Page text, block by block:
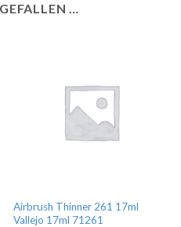
…
Airbrush Thinner 261 17ml
Vallejo 17ml 71261